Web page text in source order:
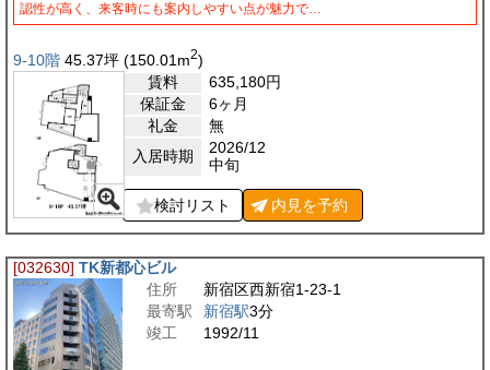
認性が高く、来客時にも案内しやすい点が魅力で…
9-10階 45.37坪 (150.01 m2)
賃料
635,180円
保証金
6ヶ月
礼金
無
入居時期
2026/12
中旬
検討リスト 内見を予約
[032630] TK新都心ビル
住所
新宿区西新宿1-23-1
最寄駅
新宿駅3分
竣工
1992/11